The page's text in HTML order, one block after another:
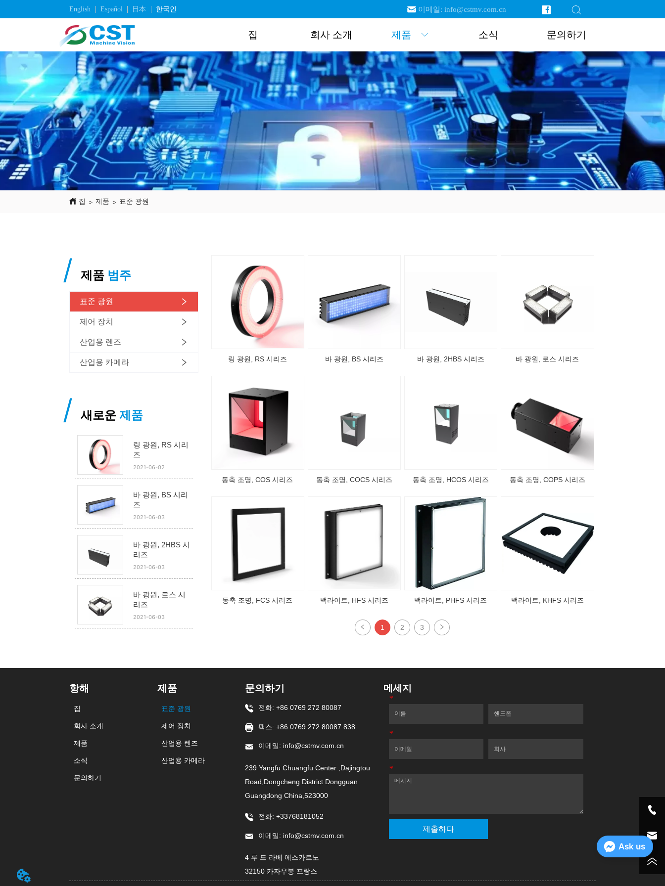
English Español 日本 한국인 이메일: info@cstmv.com.cn
집 집 회사 소개 제품 소식 문의하기
집 > 제품 > 표준 광원
/ 제품 범주
표준 광원
제어 장치
산업용 렌즈
산업용 카메라
/ 새로운 제품
링 광원, RS 시리
즈
2021-06-02
바 광원, BS 시리
즈
2021-06-03
바 광원, 2HBS 시
리즈
2021-06-03
바 광원, 로스 시
리즈
2021-06-03
링 광원, RS 시리즈 바 광원, BS 시리즈 바 광원, 2HBS 시리즈 바 광원, 로스 시리즈
동축 조명, COS 시리즈 동축 조명, COCS 시리즈 동축 조명, HCOS 시리즈 동축 조명, COPS 시리즈
동축 조명, FCS 시리즈 백라이트, HFS 시리즈 백라이트, PHFS 시리즈 백라이트, KHFS 시리즈
1 2 3
항해
집
회사 소개
제품
소식
문의하기
제품
표준 광원
제어 장치
산업용 렌즈
산업용 카메라
문의하기
전화: +86 0769 272 80087
팩스: +86 0769 272 80087 838
이메일: info@cstmv.com.cn
239 Yangfu Chuangfu Center ,Dajingtou
Road,Dongcheng District Dongguan
Guangdong China,523000
전화: +33768181052
이메일: info@cstmv.com.cn
4 루 드 라베 에스카르노
32150 카자우봉 프랑스
메세지
*이름
*이메일
*메세지
제출하다
Ask us